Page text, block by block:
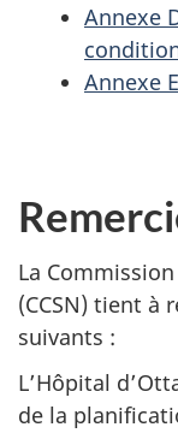
Annexe
Annexe
La
(CCSN) tient à
suivants :
L’Hôpital
de la